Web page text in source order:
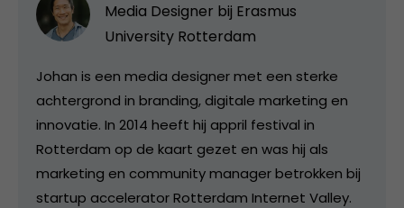
Media Designer bij Erasmus
University Rotterdam
Johan is een media designer met een sterke
achtergrond in branding, digitale marketing en
innovatie. In 2014 heeft hij appril festival in
Rotterdam op de kaart gezet en was hij als
marketing en community manager betrokken bij
startup accelerator Rotterdam Internet Valley.